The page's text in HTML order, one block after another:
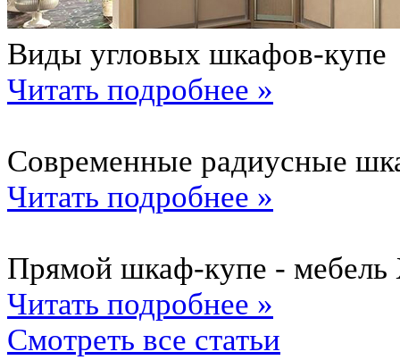
Виды угловых шкафов-купе
Читать подробнее »
Современные радиусные
Читать подробнее »
Прямой шкаф-купе - мебель
Читать подробнее »
Смотреть все статьи